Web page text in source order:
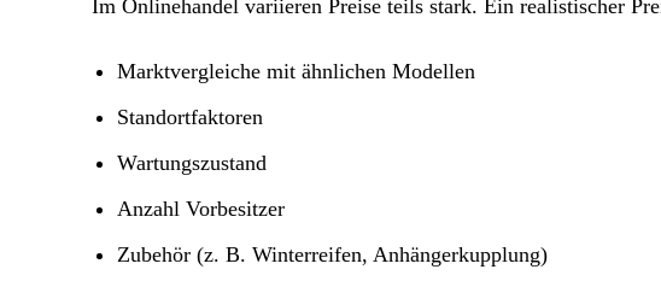
Im Onlinehandel variieren Preise teils stark. Ein realistischer
Marktvergleiche mit ähnlichen Modellen
Standortfaktoren
Wartungszustand
Anzahl Vorbesitzer
Zubehör (z. B. Winterreifen, Anhängerkupplung)